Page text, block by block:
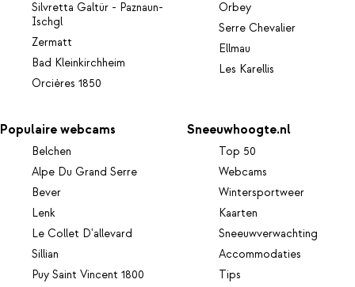
Silvretta Galtür - Paznaun-
Ischgl
Zermatt
Bad Kleinkirchheim
Orcières 1850
Orbey
Serre Chevalier
Ellmau
Les Karellis
Populaire webcams
Belchen
Alpe Du Grand Serre
Bever
Lenk
Le Collet D'allevard
Sillian
Puy Saint Vincent 1800
Sneeuwhoogte.nl
Top 50
Webcams
Wintersportweer
Kaarten
Sneeuwverwachting
Accommodaties
Tips